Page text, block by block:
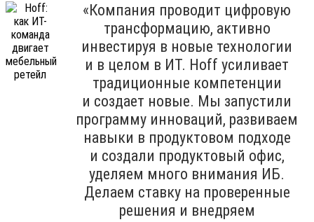
«Компания проводит цифровую
трансформацию, активно
инвестируя в новые технологии
и в целом в ИТ. Hoff усиливает
традиционные компетенции
и создает новые. Мы запустили
программу инноваций, развиваем
навыки в продуктовом подходе
и создали продуктовый офис,
уделяем много внимания ИБ.
Делаем ставку на проверенные
решения и внедряем